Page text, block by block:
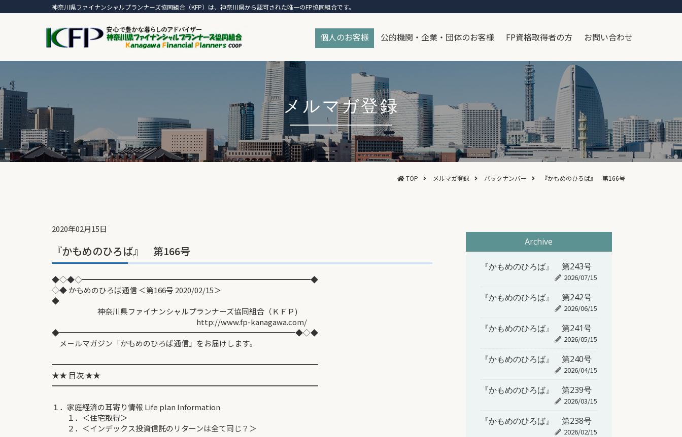
神奈川県ファイナンシャルプランナーズ協同組合（KFP）は、神奈川県から認可された唯一のFP協同組合です。
個人のお客様 公的機関・企業・団体のお客様 FP資格取得者の方 お問い合わせ
メルマガ登録
TOP メルマガ登録 バックナンバー 『かもめのひろば』 第166号
2020年02月15日
『かもめのひろば』 第166号
◆◇◆◇━━━━━━━━━━━━━━━━━━━━━━━━━━━━━━◆
◇◆ かもめのひろば通信 ＜第166号 2020/02/15＞
◆
神奈川県ファイナンシャルプランナーズ協同組合（ＫＦＰ)
http://www.fp-kanagawa.com/
◆━━━━━━━━━━━━━━━━━━━━━━━━━━━━━━━◆◇◆
メ－ルマガジン「かもめのひろば通信」をお届けします。
━━━━━━━━━━━━━━━━━━━━━━━━━━━━━━━━━━━
★★ 目次 ★★
━━━━━━━━━━━━━━━━━━━━━━━━━━━━━━━━━━━
１．家庭経済の耳寄り情報 Life plan Information
１．＜住宅取得＞
２．＜インデックス投資信託のリターンは全て同じ？＞
Archive
『かもめのひろば』 第243号
2026/07/15
『かもめのひろば』 第242号
2026/06/15
『かもめのひろば』 第241号
2026/05/15
『かもめのひろば』 第240号
2026/04/15
『かもめのひろば』 第239号
2026/03/15
『かもめのひろば』 第238号
2026/02/15